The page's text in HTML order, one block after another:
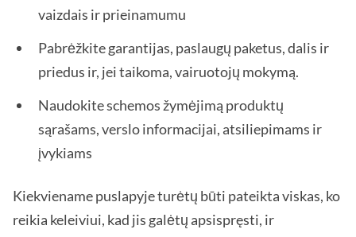
vaizdais ir prieinamumu
Pabrėžkite garantijas, paslaugų paketus, dalis ir
priedus ir, jei taikoma, vairuotojų mokymą.
Naudokite schemos žymėjimą produktų
sąrašams, verslo informacijai, atsiliepimams ir
įvykiams
Kiekviename puslapyje turėtų būti pateikta viskas, ko
reikia keleiviui, kad jis galėtų apsispręsti, ir